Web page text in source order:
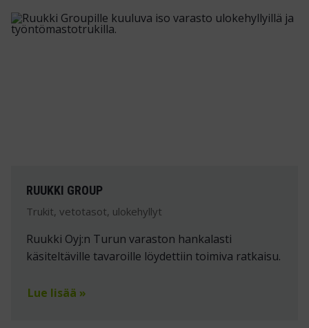
RUUKKI GROUP
Trukit, vetotasot, ulokehyllyt
Ruukki Oyj:n Turun varaston hankalasti
käsiteltäville tavaroille löydettiin toimiva ratkaisu.
Lue lisää »